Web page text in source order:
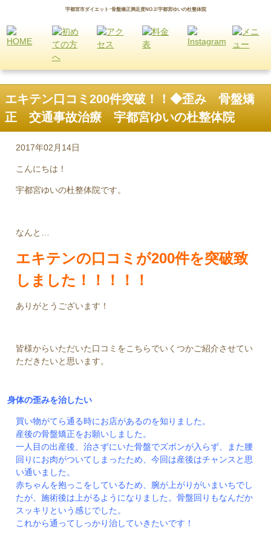
宇都宮市ダイエット･骨盤矯正満足度NO.1!宇都宮ゆいの杜整体院
エキテン口コミ200件突破！！◆歪み 骨盤矯
正 交通事故治療 宇都宮ゆいの杜整体院
2017年02月14日
こんにちは！
宇都宮ゆいの杜整体院です。
なんと…
エキテンの口コミが200件を突破致
しました！！！！！
ありがとうございます！
皆様からいただいた口コミをこちらでいくつかご紹介させてい
ただきたいと思います。
身体の歪みを治したい
買い物がてら通る時にお店があるのを知りました。
産後の骨盤矯正をお願いしました。
一人目の出産後、治さずにいた骨盤でズボンが入らず、また腰
回りにお肉がついてしまったため、今回は産後はチャンスと思
い通いました。
赤ちゃんを抱っこをしているため、腕が上がりがいまいちでし
たが、施術後は上がるようになりました。骨盤回りもなんだか
スッキリという感じでした。
これから通ってしっかり治していきたいです！